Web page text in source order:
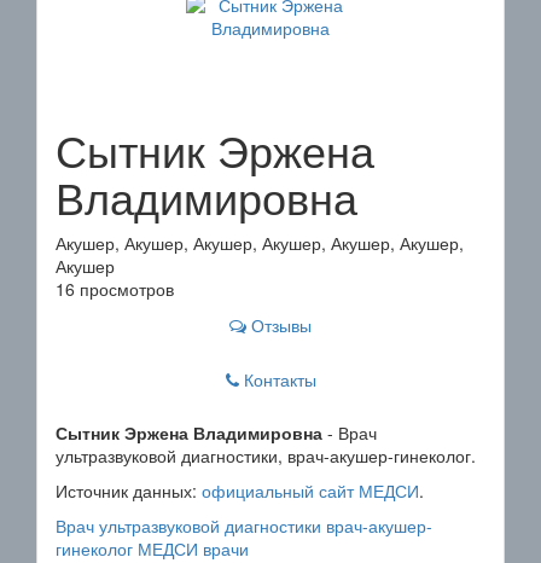
Сытник Эржена
Владимировна
Акушер, Акушер, Акушер, Акушер, Акушер, Акушер,
Акушер
16 просмотров
Отзывы
Контакты
Сытник Эржена Владимировна - Врач
ультразвуковой диагностики, врач-акушер-гинеколог.
Источник данных: официальный сайт МЕДСИ.
Врач ультразвуковой диагностики врач-акушер-
гинеколог МЕДСИ врачи